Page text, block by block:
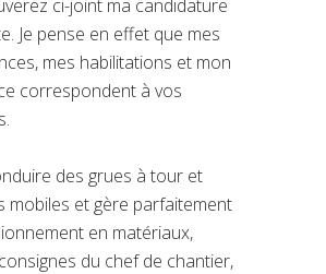
ci-joint ma candidature
Je pense en effet que mes
mes habilitations et mon
correspondent à vos
des grues à tour et
mobiles et gère parfaitement
en matériaux,
du chef de chantier,